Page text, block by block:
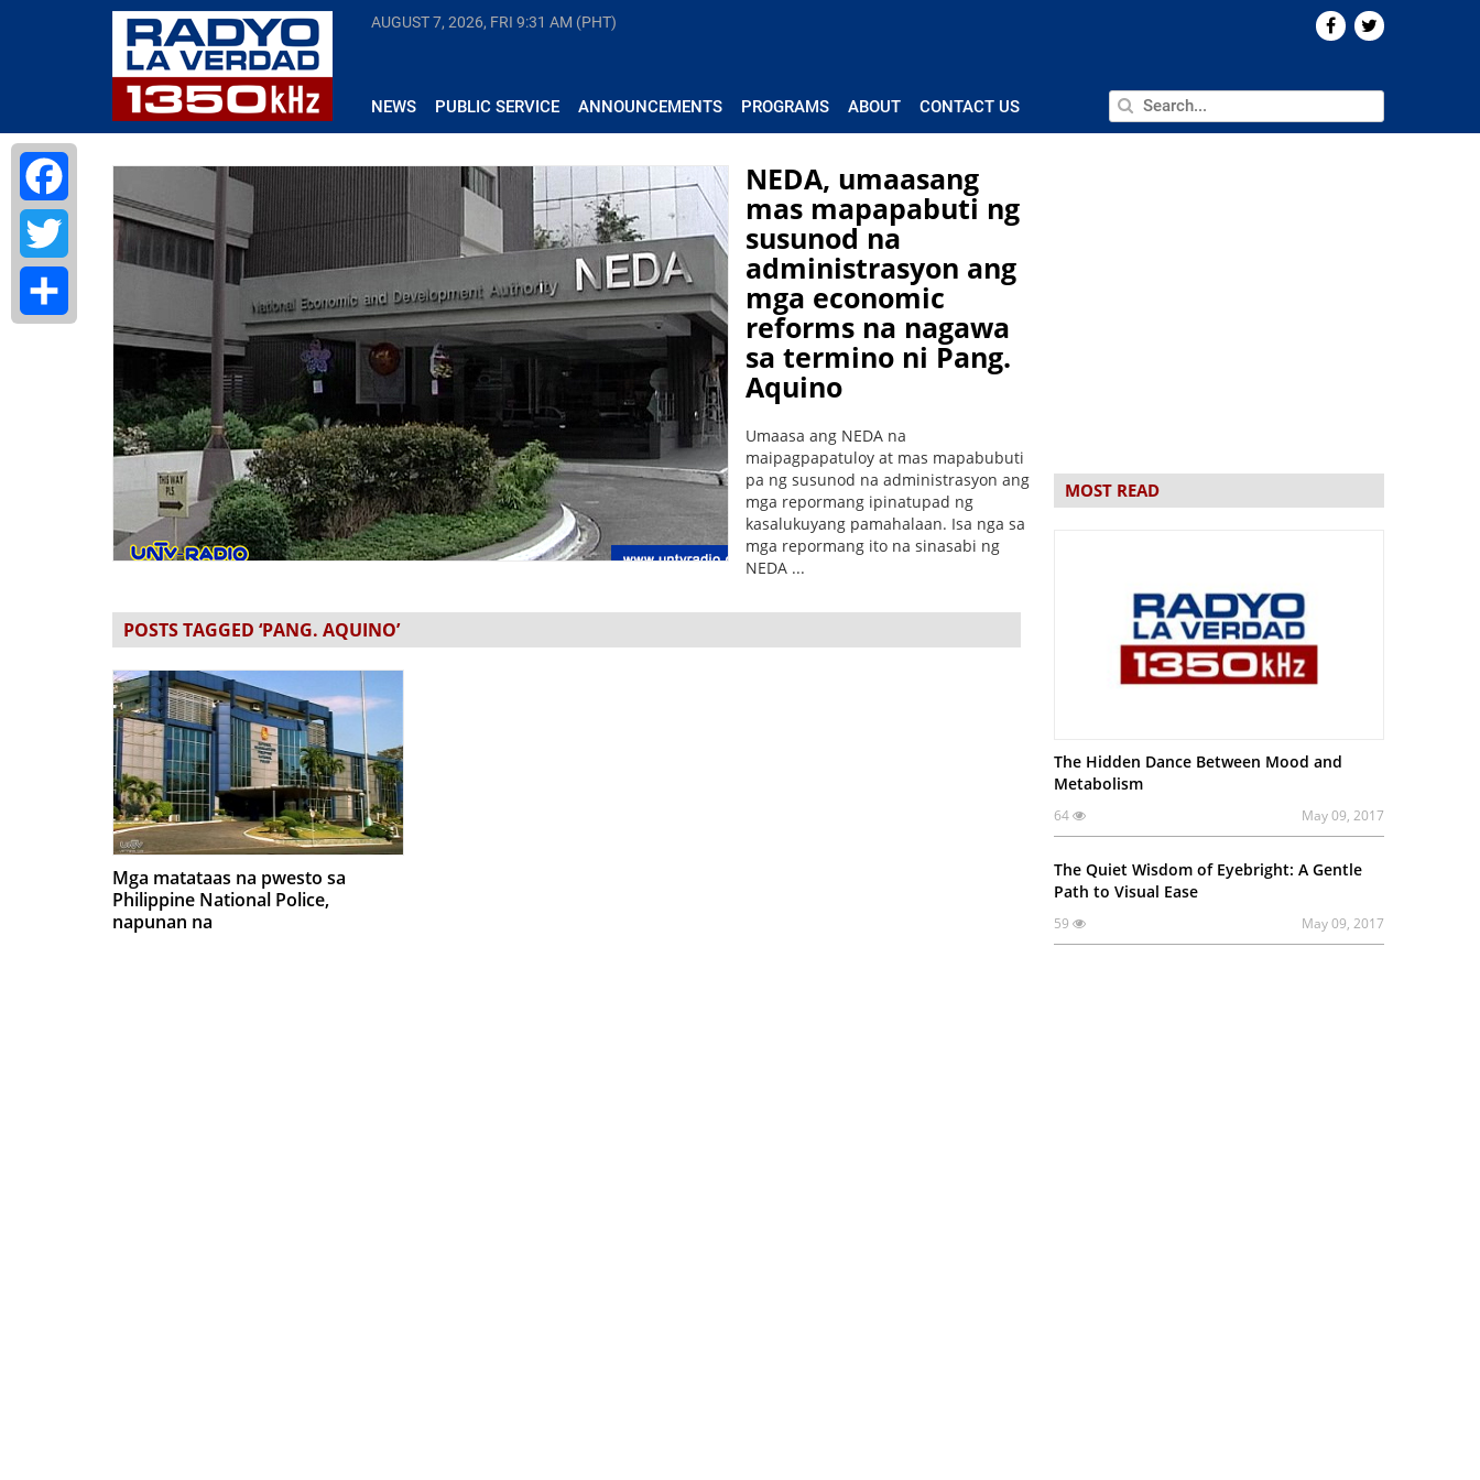
AUGUST 7, 2026, FRI 9:31 AM (PHT)
NEWS PUBLIC SERVICE ANNOUNCEMENTS PROGRAMS ABOUT CONTACT US
NEDA, umaasang
mas mapapabuti ng
susunod na
administrasyon ang
mga economic
reforms na nagawa
sa termino ni Pang.
Aquino
Umaasa ang NEDA na
maipagpapatuloy at mas mapabubuti
pa ng susunod na administrasyon ang
mga repormang ipinatupad ng
kasalukuyang pamahalaan. Isa nga sa
mga repormang ito na sinasabi ng
NEDA ...
POSTS TAGGED ‘PANG. AQUINO’
Mga matataas na pwesto sa
Philippine National Police,
napunan na
MOST READ
The Hidden Dance Between Mood and
Metabolism
64 May 09, 2017
The Quiet Wisdom of Eyebright: A Gentle
Path to Visual Ease
59 May 09, 2017
Facebook
Twitter